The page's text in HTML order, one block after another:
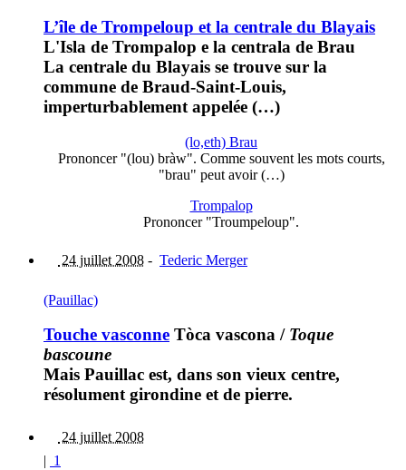
L’île de Trompeloup et la centrale du Blayais
L'Isla de Trompalop e la centrala de Brau
La centrale du Blayais se trouve sur la
commune de Braud-Saint-Louis,
imperturbablement appelée (…)
(lo,eth) Brau
Prononcer "(lou) bràw". Comme souvent les mots courts,
"brau" peut avoir (…)
Trompalop
Prononcer "Troumpeloup".
24 juillet 2008 - Tederic Merger
(Pauillac)
Touche vasconne Tòca vascona / Toque
bascoune
Mais Pauillac est, dans son vieux centre,
résolument girondine et de pierre.
24 juillet 2008
| 1